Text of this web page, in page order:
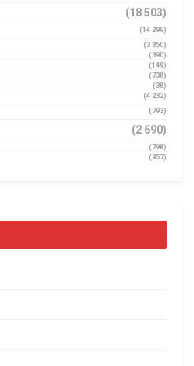
(18 503)
(14 299)
(3 350)
(390)
(149)
(738)
(38)
(4 232)
(793)
(2 690)
(798)
(957)